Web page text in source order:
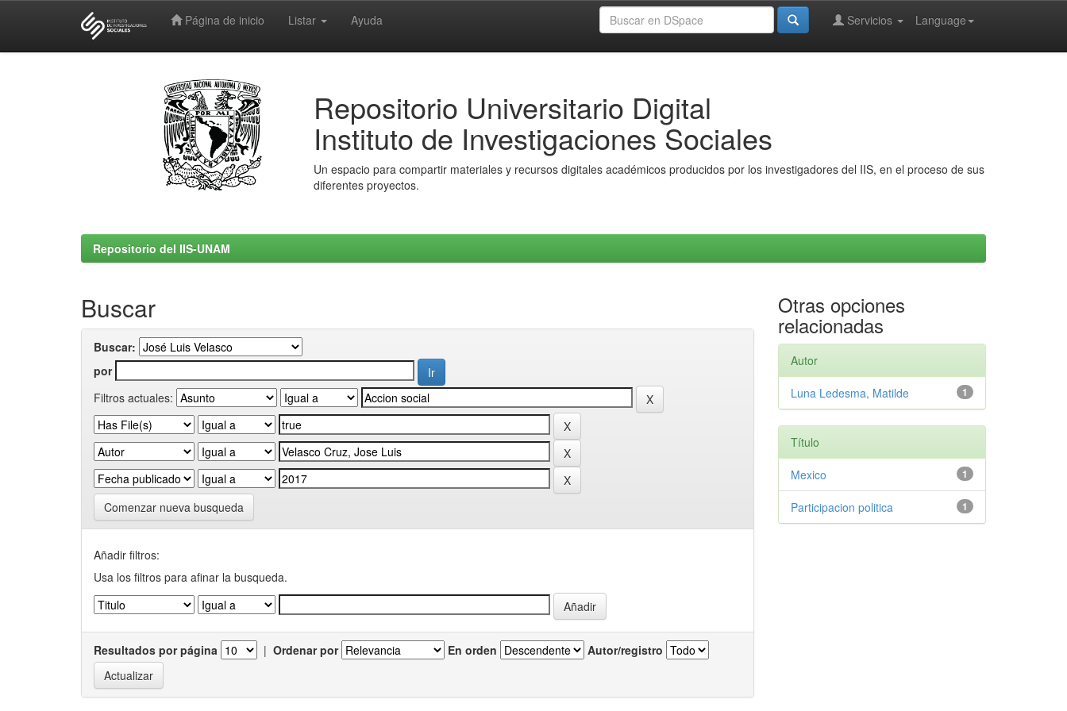
Página de inicio Listar Ayuda Language
Servicios
Repositorio Universitario Digital
Instituto de Investigaciones Sociales
Un espacio para compartir materiales y recursos digitales académicos producidos por los investigadores del IIS, en el proceso de sus
diferentes proyectos.
Repositorio del IIS-UNAM
Buscar
Buscar:
por
Filtros actuales:
Comenzar nueva busqueda
Añadir filtros:
Usa los filtros para afinar la busqueda.
Resultados por página | Ordenar por En orden Autor/registro
Otras opciones
relacionadas
Autor
1
Luna Ledesma, Matilde
Título
1
Mexico
1
Participacion politica